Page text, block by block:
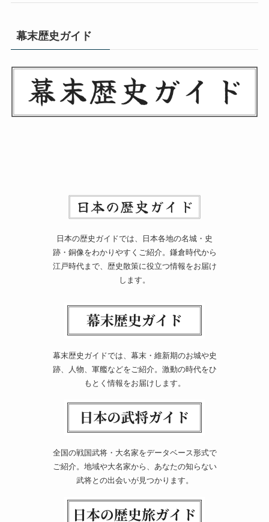
幕末歴史ガイド
日本の歴史ガイドでは、日本各地の名城・史
跡・銅像をわかりやすくご紹介。鎌倉時代から
江戸時代まで、歴史散策に役立つ情報をお届け
します。
幕末歴史ガイドでは、幕末・維新期のお城や史
跡、人物、軍艦などをご紹介。激動の時代をひ
もとく情報をお届けします。
全国の戦国武将・大名家をデータベース形式で
ご紹介。地域や大名家から、あなたの知らない
武将との出会いが見つかります。